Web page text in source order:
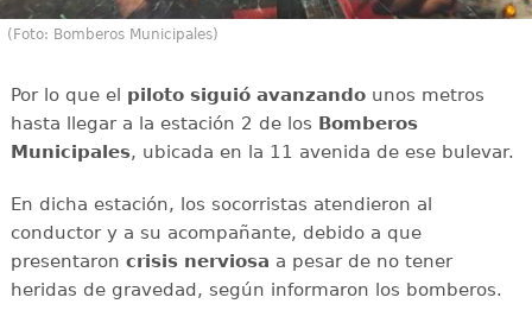
(Foto: Bomberos Municipales)
Por lo que el piloto siguió avanzandounos metros
hasta llegar a la estación 2 de los Bomberos
Municipales, ubicada en la 11 avenida de ese bulevar.
En dicha estación, los socorristas atendieron al
conductor y a su acompañante, debido a que
presentaron crisis nerviosa a pesar de no tener
heridas de gravedad, según informaron los bomberos.